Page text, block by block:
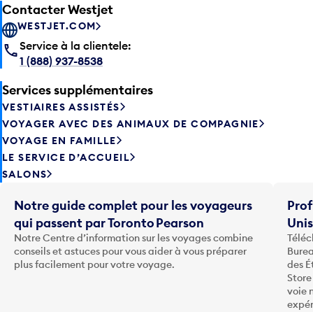
Contacter Westjet
WESTJET.COM
Service à la clientele:
1 (888) 937-8538
Services supplémentaires
VESTIAIRES ASSISTÉS
VOYAGER AVEC DES ANIMAUX DE COMPAGNIE
VOYAGE EN FAMILLE
LE SERVICE D’ACCUEIL
SALONS
Notre guide complet pour les voyageurs
qui passent par Toronto Pearson
Notre Centre d’information sur les voyages combine
conseils et astuces pour vous aider à vous préparer
plus facilement pour votre voyage.
des
voie